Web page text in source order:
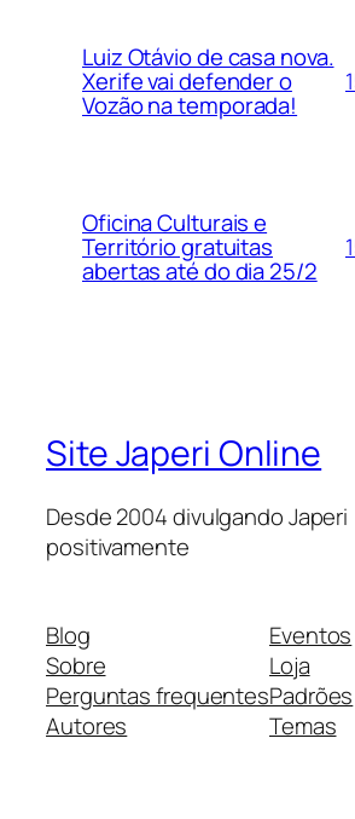
Luiz Otávio de casa nova.
Xerife vai defender o
Vozão na temporada!
Oficina Culturais e
Território gratuitas
abertas até do dia 25/2
Site Japeri Online
Desde 2004 divulgando Japeri
positivamente
Blog
Sobre
Perguntas frequentes
Autores
Eventos
Loja
Padrões
Temas